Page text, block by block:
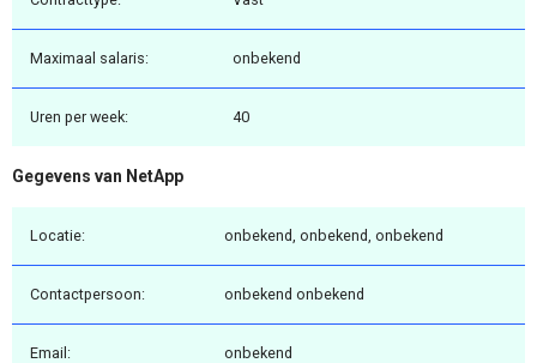
Maximaal salaris: onbekend
Uren per week: 40
Gegevens van NetApp
Locatie: onbekend, onbekend, onbekend
Contactpersoon: onbekend onbekend
Email: onbekend